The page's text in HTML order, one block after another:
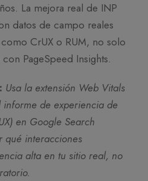
La mejora real de INP
datos de campo reales
CrUX o RUM, no solo
PageSpeed Insights.
Usa la extensión Web Vitals
de experiencia de
en Google Search
qué interacciones
alta en tu sitio real, no